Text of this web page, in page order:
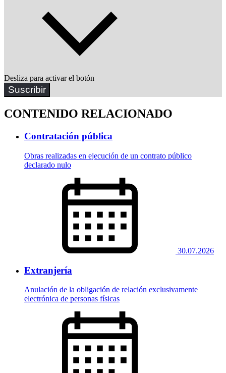
Desliza para activar el botón
Suscribir
CONTENIDO RELACIONADO
Contratación pública
Obras realizadas en ejecución de un contrato público
declarado nulo
30.07.2026
Extranjería
Anulación de la obligación de relación exclusivamente
electrónica de personas físicas